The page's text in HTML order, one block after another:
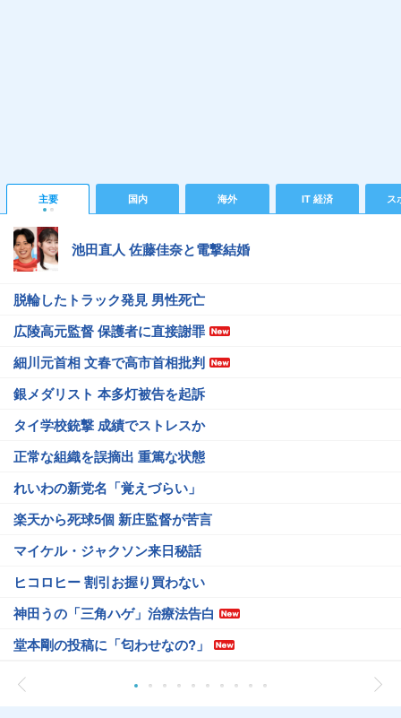
主要 国内 海外 IT 経済 ス
池田直人 佐藤佳奈と電撃結婚
脱輪したトラック発見 男性死亡
広陵高元監督 保護者に直接謝罪
細川元首相 文春で高市首相批判
銀メダリスト 本多灯被告を起訴
タイ学校銃撃 成績でストレスか
正常な組織を誤摘出 重篤な状態
れいわの新党名「覚えづらい」
楽天から死球5個 新庄監督が苦言
マイケル・ジャクソン来日秘話
ヒコロヒー 割引お握り買わない
神田うの「三角ハゲ」治療法告白
堂本剛の投稿に「匂わせなの?」